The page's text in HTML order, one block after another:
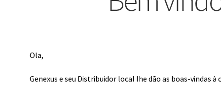
Ola,
Genexus e seu Distribuidor local lhe dão as boas-vindas à